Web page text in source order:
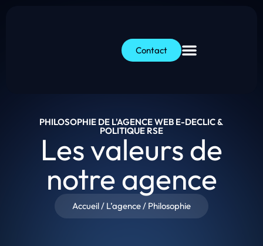
Contact
PHILOSOPHIE DE L'AGENCE WEB E-DECLIC &
POLITIQUE RSE
Les valeurs de
notre agence
Accueil/ L’agence/ Philosophie